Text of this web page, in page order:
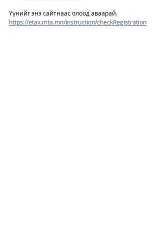
Үүнийг энэ сайтнаас олоод аваарай.
https://etax.mta.mn/instruction/checkRegistration